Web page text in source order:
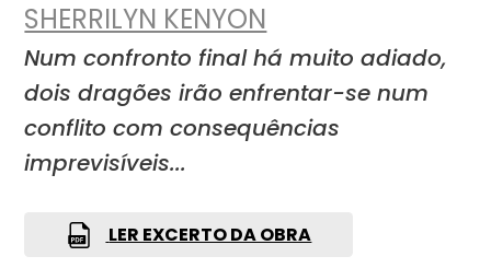
SHERRILYN KENYON
Num confronto final há muito adiado,
dois dragões irão enfrentar-se num
conflito com consequências
imprevisíveis...
LER EXCERTO DA OBRA